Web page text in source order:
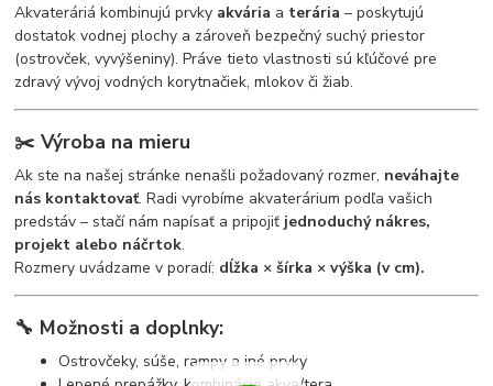
Akvateráriá kombinujú prvky akvária a terária – poskytujú
dostatok vodnej plochy a zároveň bezpečný suchý priestor
(ostrovček, vyvýšeniny). Práve tieto vlastnosti sú kľúčové pre
zdravý vývoj vodných korytnačiek, mlokov či žiab.
✂️Výroba na mieru
Ak ste na našej stránke nenašli požadovaný rozmer, neváhajte
nás kontaktovať. Radi vyrobíme akvaterárium podľa vašich
predstáv – stačí nám napísať a pripojiť jednoduchý nákres,
projekt alebo náčrtok.
Rozmery uvádzame v poradí: dĺžka × šírka × výška (v cm).
🔧 Možnosti a doplnky:
Ostrovčeky, súše, rampy a iné prvky